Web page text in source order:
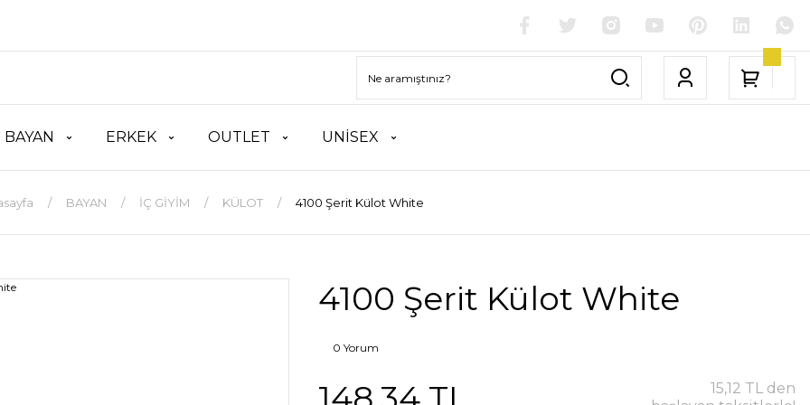
BAYAN ERKEK OUTLET UNİSEX
BAYAN İÇ GİYİM KÜLOT 4100 Şerit Külot White
4100 Şerit Külot White
0 Yorum
15,12 TL den